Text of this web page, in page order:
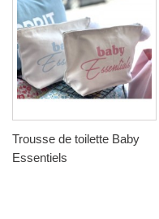
Trousse de toilette Baby
Essentiels